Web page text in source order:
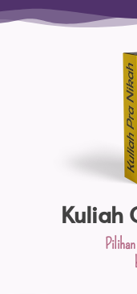
Kuliah